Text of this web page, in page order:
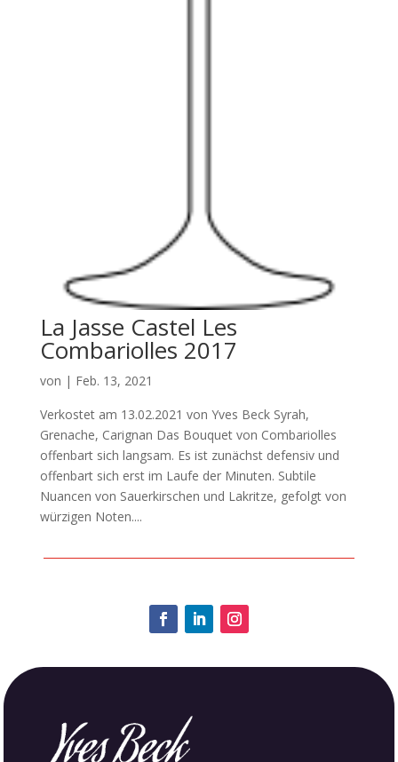
La Jasse Castel Les
Combariolles 2017
von | Feb. 13, 2021
Verkostet am 13.02.2021 von Yves Beck Syrah,
Grenache, Carignan Das Bouquet von Combariolles
offenbart sich langsam. Es ist zunächst defensiv und
offenbart sich erst im Laufe der Minuten. Subtile
Nuancen von Sauerkirschen und Lakritze, gefolgt von
würzigen Noten....